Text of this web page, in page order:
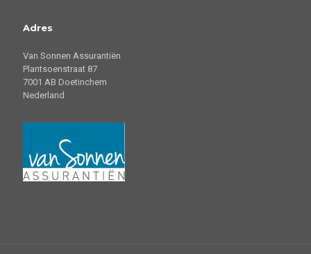
Adres
Van Sonnen Assurantiën
Plantsoenstraat 87
7001 AB Doetinchem
Nederland